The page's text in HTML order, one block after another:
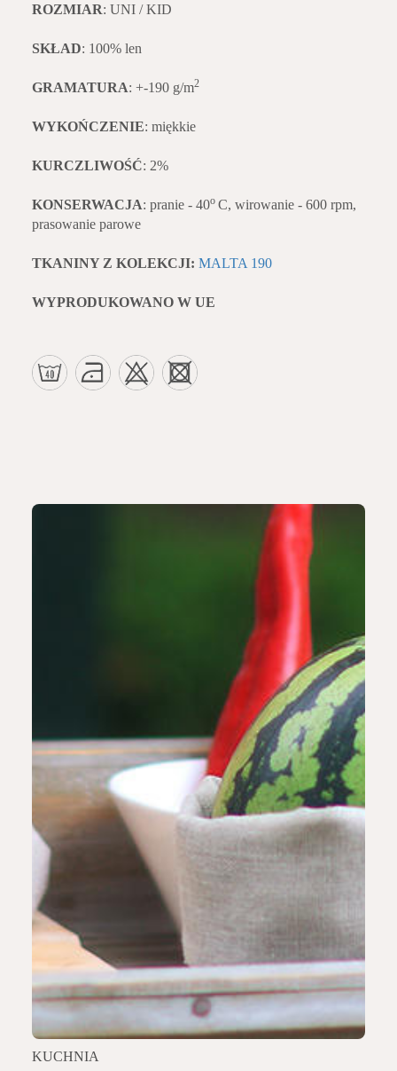
ROZMIAR: UNI / KID
SKŁAD: 100% len
GRAMATURA: +-190 g/m2
WYKOŃCZENIE: miękkie
KURCZLIWOŚĆ: 2%
KONSERWACJA: pranie - 40o C, wirowanie - 600 rpm,
prasowanie parowe
TKANINY Z KOLEKCJI: MALTA 190
WYPRODUKOWANO W UE
KUCHNIA